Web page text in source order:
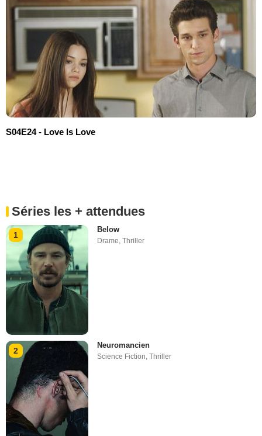
S04E24 - Love Is Love
Séries les + attendues
1
Below
Drame ,Thriller
2
Neuromancien
Science Fiction,Thriller